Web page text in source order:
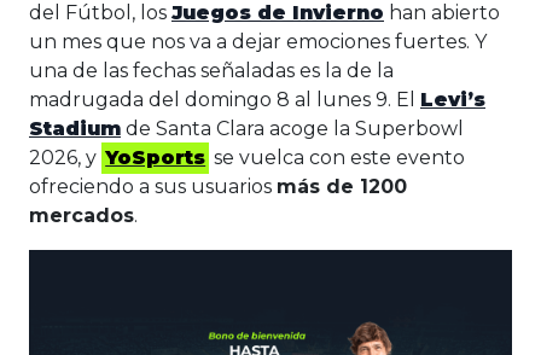
del Fútbol, los Juegos de Invierno han abierto
un mes que nos va a dejar emociones fuertes. Y
una de las fechas señaladas es la de la
madrugada del domingo 8 al lunes 9. El Levi’s
Stadium de Santa Clara acoge la Superbowl
2026, y YoSports se vuelca con este evento
ofreciendo a sus usuarios más de 1200
mercados.